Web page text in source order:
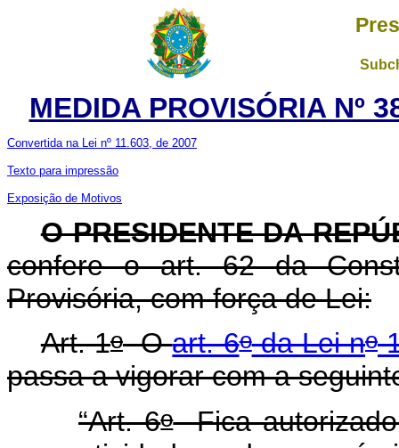
MEDIDA PROVISÓRIA Nº
Convertida na Lei nº 11.603, de 2007
Texto para impressão
Exposição de Motivos
O PRESIDENTE DA
confere o art. 62 da
Provisória, com força de Lei:
Art. 1oOart. 6oda Lei no
passa a vigorar com a
“Art. 6oFica autorizado